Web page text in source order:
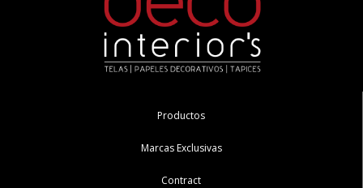
Productos
Marcas Exclusivas
Contract